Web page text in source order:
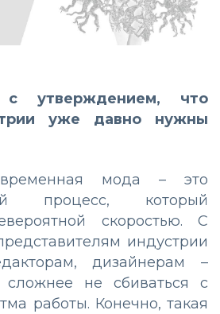
утверждением, что
уже давно нужны
мода – это
процесс, который
скоростью. С
индустрии
дизайнерам –
сложнее не сбиваться с
работы. Конечно, такая